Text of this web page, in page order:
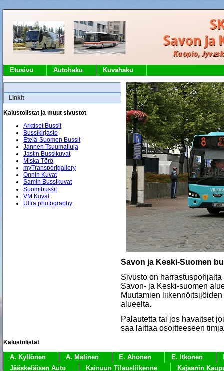
Etusivu Autohaku Kuvahaku
Linkit
Kalustolistat ja muut sivustot
Arktiset Bussit
Bussikirjasto
Etelä-Suomen Bussit
Jannen Tsuumailuja
Jastin Bussikuvat
Miska Törö
myTransportgallery
Onnin Kuvat
Samin Bussikuvat
Suomibussit
VM Kuvat
Ultra photography
Savon ja Keski-Suomen
Sivusto on
Savon- ja Keski-suomen
Muutamien
alueelta.
Palautetta tai jos havaitset
saa laittaa osoitteeseen
Kalustolistat
A. Kyllönen A. Malinen E. Ahonen E. Itkonen
Jääskeläisen Auto
Kainuun Tilausliikenne
Kajaanin